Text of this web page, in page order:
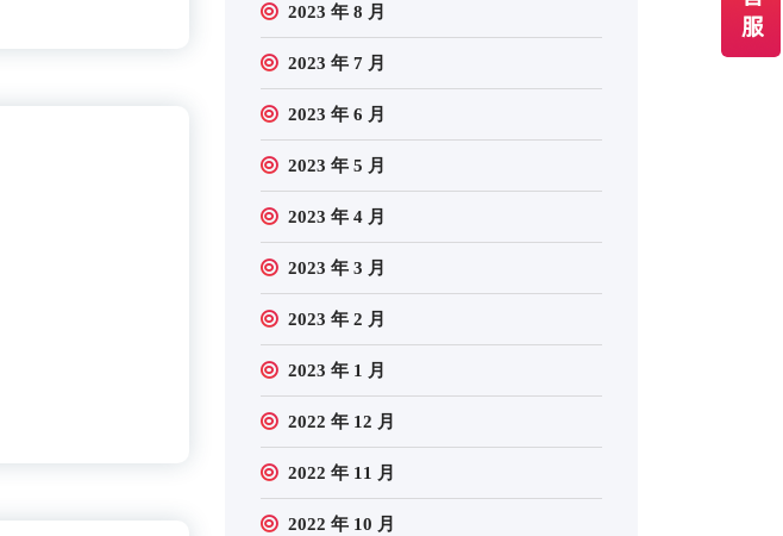
2023 年 8 月
2023 年 7 月
2023 年 6 月
2023 年 5 月
2023 年 4 月
2023 年 3 月
2023 年 2 月
2023 年 1 月
2022 年 12 月
2022 年 11 月
2022 年 10 月